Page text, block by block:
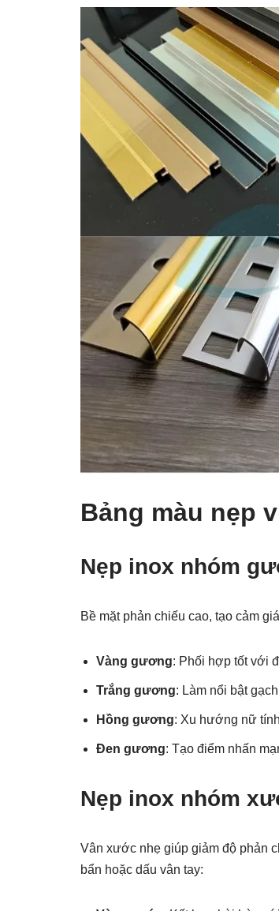
Bảng màu nẹp
Nẹp inox nhóm
Bề mặt phản chiếu cao, tạo cảm
Vàng gương: Phối hợp tốt với
Trắng gương: Làm nổi bật
Hồng gương: Xu hướng nữ
Đen gương: Tạo điểm nhấn
Nẹp inox nhóm
Vân xước nhẹ giúp giảm độ phản
bẩn hoặc dấu vân tay: